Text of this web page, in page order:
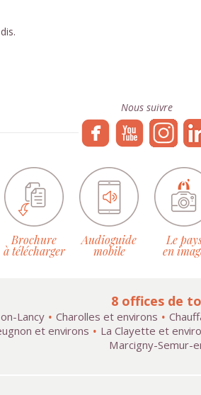
Nous suivre
Brochure
à télécharger
Audioguide
mobile
Le
en
8 offices de
Lancy Charolles et environs
et environs
La Clayette et
Marcigny-Semur-